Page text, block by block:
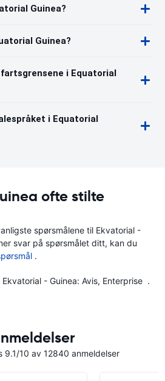
Guinea?
Guinea?
i Equatorial
i Equatorial
ofte stilte
spørsmålene til Ekvatorial -
svar på spørsmålet ditt, kan du
.
- Guinea: Avis Enterprise .
9.1/10 av 12840 anmeldelser